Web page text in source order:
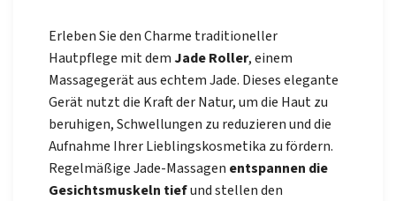
Erleben Sie den Charme traditioneller
Hautpflege mit dem Jade Roller, einem
Massagegerät aus echtem Jade. Dieses elegante
Gerät nutzt die Kraft der Natur, um die Haut zu
beruhigen, Schwellungen zu reduzieren und die
Aufnahme Ihrer Lieblingskosmetika zu fördern.
Regelmäßige Jade-Massagen entspannen die
Gesichtsmuskeln tiefund stellen den